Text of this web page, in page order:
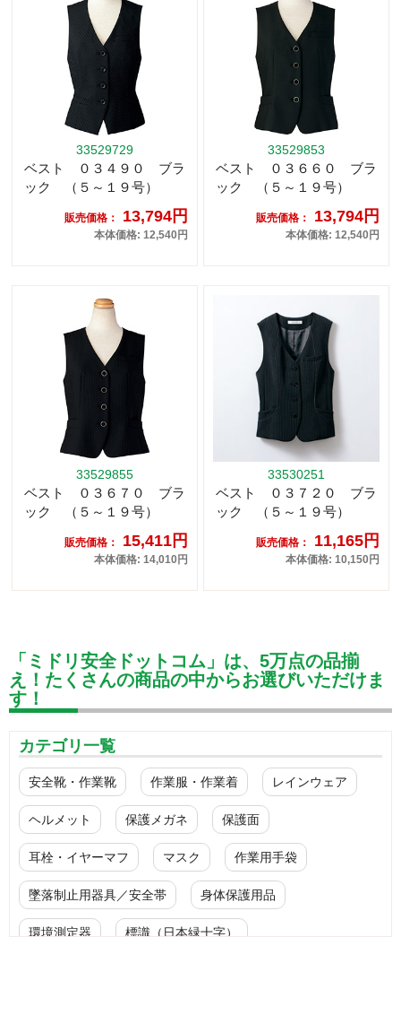
33529729
ベスト ０３４９０ ブラ
ック （５～１９号）
販売価格： 13,794円
本体価格: 12,540円
33529853
ベスト ０３６６０ ブラ
ック （５～１９号）
販売価格： 13,794円
本体価格: 12,540円
33529855
ベスト ０３６７０ ブラ
ック （５～１９号）
販売価格： 15,411円
本体価格: 14,010円
33530251
ベスト ０３７２０ ブラ
ック （５～１９号）
販売価格： 11,165円
本体価格: 10,150円
「ミドリ安全ドットコム」は、5万点の品揃
え！たくさんの商品の中からお選びいただけま
す！
カテゴリ一覧
安全靴・作業靴 作業服・作業着 レインウェア
ヘルメット 保護メガネ 保護面
耳栓・イヤーマフ マスク 作業用手袋
墜落制止用器具／安全帯 身体保護用品
環境測定器 標識（日本緑十字）